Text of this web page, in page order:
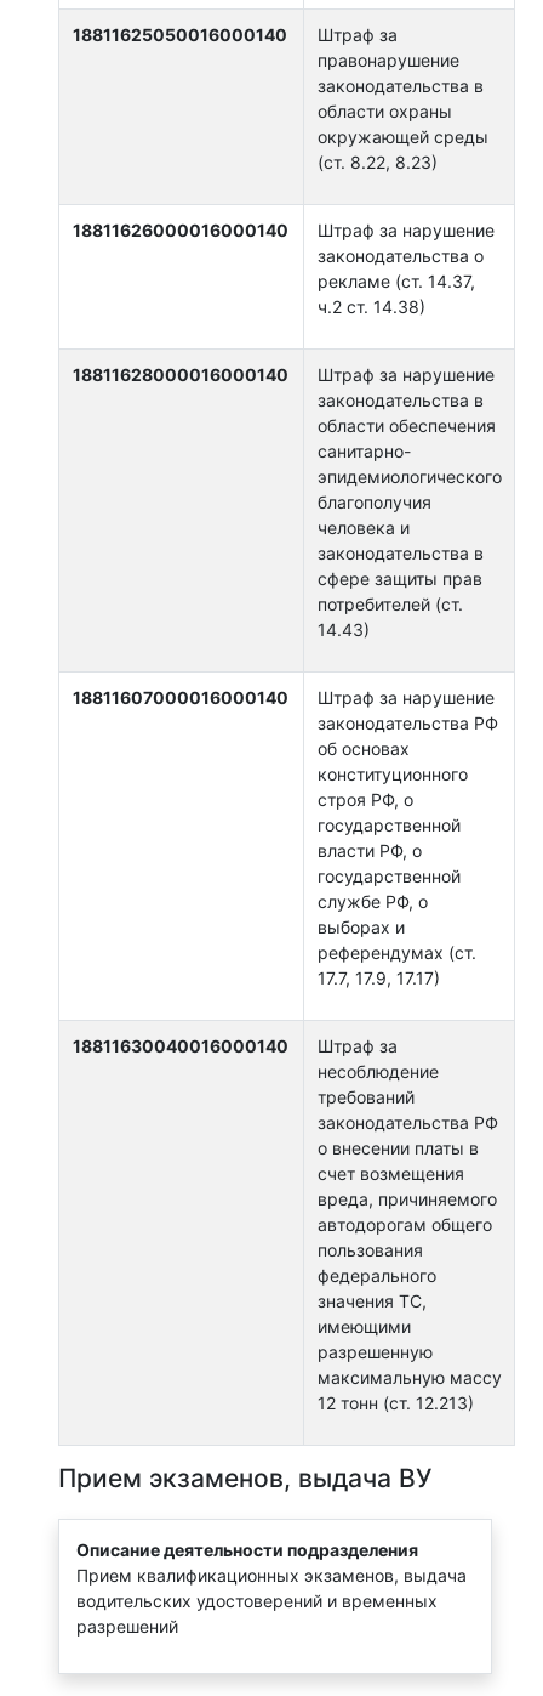
18811625050016000140
Штраф за
правонарушение
законодательства в
области охраны
окружающей среды
(ст. 8.22, 8.23)
18811626000016000140
Штраф за нарушение
законодательства о
рекламе (ст. 14.37,
ч.2 ст. 14.38)
18811628000016000140
Штраф за нарушение
законодательства в
области обеспечения
санитарно-
эпидемиологического
благополучия
человека и
законодательства в
сфере защиты прав
потребителей (ст.
14.43)
18811607000016000140
Штраф за нарушение
законодательства РФ
об основах
конституционного
строя РФ, о
государственной
власти РФ, о
государственной
службе РФ, о
выборах и
референдумах (ст.
17.7, 17.9, 17.17)
18811630040016000140
Штраф за
несоблюдение
требований
законодательства РФ
о внесении платы в
счет возмещения
вреда, причиняемого
автодорогам общего
пользования
федерального
значения ТС,
имеющими
разрешенную
максимальную массу
12 тонн (ст. 12.213)
Прием экзаменов, выдача ВУ
Описание деятельности подразделения
Прием квалификационных экзаменов, выдача
водительских удостоверений и временных
разрешений